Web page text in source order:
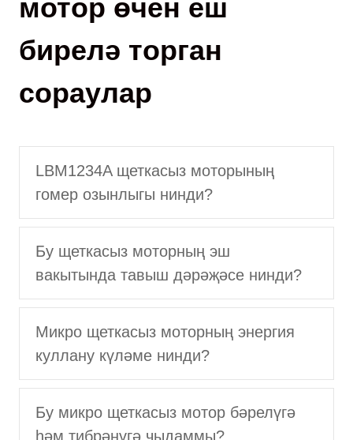
мотор өчен еш
бирелә торган
сораулар
LBM1234A щеткасыз моторының
гомер озынлыгы нинди?
Бу щеткасыз моторның эш
вакытында тавыш дәрәҗәсе нинди?
Микро щеткасыз моторның энергия
куллану күләме нинди?
Бу микро щеткасыз мотор бәрелүгә
һәм тибрәнүгә чыдаммы?